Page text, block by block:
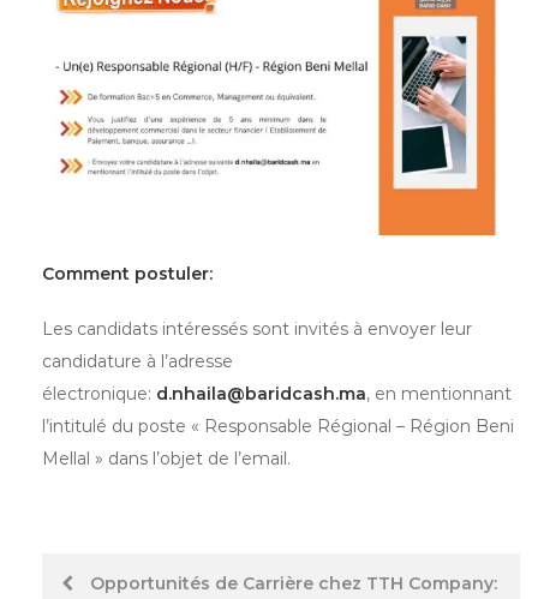
Comment postuler:
Les candidats intéressés sont invités à envoyer leur
candidature à l’adresse
électronique: d.nhaila@baridcash.ma, en mentionnant
l’intitulé du poste « Responsable Régional – Région Beni
Mellal » dans l’objet de l’email.
PostOpportunités de Carrière chez TTH Company: